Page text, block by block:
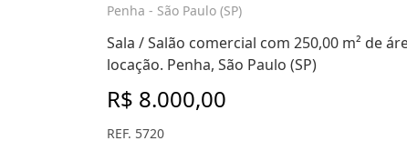
Penha - São Paulo (SP)
Sala / Salão comercial com 250,00 m² de
locação. Penha, São Paulo (SP)
R$ 8.000,00
REF. 5720